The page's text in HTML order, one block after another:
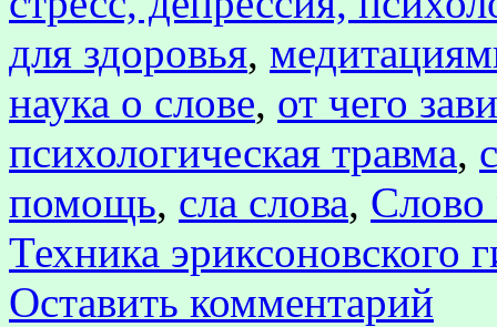
для здоровья,
наука о слове, от чего
психологическая травма,
помощь, сла слова, Слово
Техника эриксоновского
Оставить комментарий